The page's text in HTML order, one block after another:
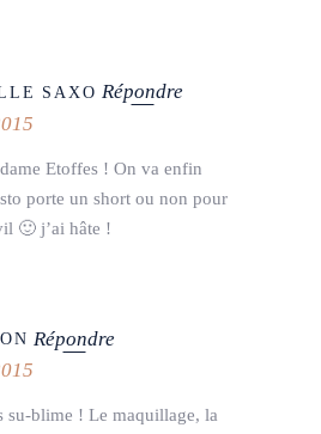
SAXO Répondre
Etoffes ! On va enfin
porte un short ou non pour
🙂 j’ai hâte !
Répondre
su-blime ! Le maquillage, la